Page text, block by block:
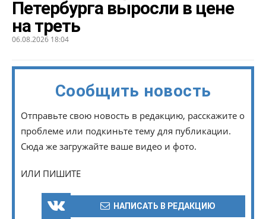
Петербурга выросли в цене
на треть
06.08.2026 18:04
Сообщить новость
Отправьте свою новость в редакцию, расскажите о
проблеме или подкиньте тему для публикации.
Сюда же загружайте ваше видео и фото.
ИЛИ ПИШИТЕ
НАПИСАТЬ В РЕДАКЦИЮ